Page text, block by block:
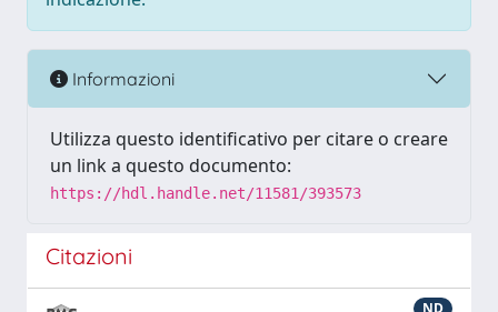
Informazioni
Utilizza questo identificativo per citare o creare
un link a questo documento:
https://hdl.handle.net/11581/393573
Citazioni